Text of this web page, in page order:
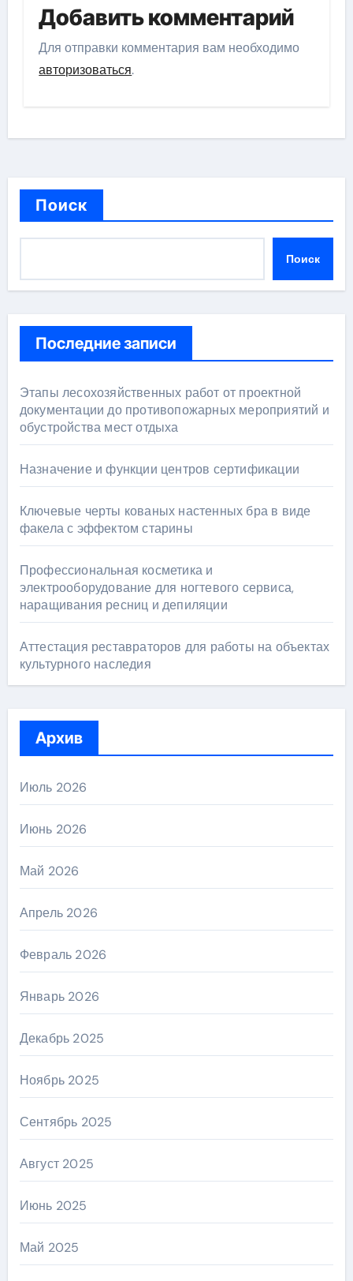
Добавить комментарий
Для отправки комментария вам необходимо
авторизоваться.
Поиск
Поиск
Последние записи
Этапы лесохозяйственных работ от проектной
документации до противопожарных мероприятий и
обустройства мест отдыха
Назначение и функции центров сертификации
Ключевые черты кованых настенных бра в виде
факела с эффектом старины
Профессиональная косметика и
электрооборудование для ногтевого сервиса,
наращивания ресниц и депиляции
Аттестация реставраторов для работы на объектах
культурного наследия
Архив
Июль 2026
Июнь 2026
Май 2026
Апрель 2026
Февраль 2026
Январь 2026
Декабрь 2025
Ноябрь 2025
Сентябрь 2025
Август 2025
Июнь 2025
Май 2025